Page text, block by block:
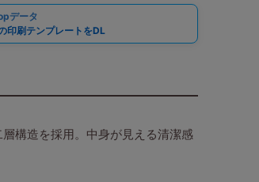
データ
印刷テンプレートをDL
構造を採用。中身が見える清潔感